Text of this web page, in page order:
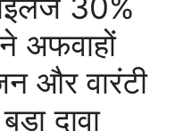
अफवाहों
और वारंटी
दावा